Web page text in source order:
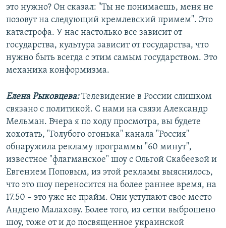
это нужно? Он сказал: "Ты не понимаешь, меня не
позовут на следующий кремлевский примем". Это
катастрофа. У нас настолько все зависит от
государства, культура зависит от государства, что
нужно быть всегда с этим самым государством. Это
механика конформизма.
Елена Рыковцева:Телевидение в России слишком
связано с политикой. С нами на связи Александр
Мельман. Вчера я по ходу просмотра, вы будете
хохотать, "Голубого огонька" канала "Россия"
обнаружила рекламу программы "60 минут",
известное "флагманское" шоу с Ольгой Скабеевой и
Евгением Поповым, из этой рекламы выяснилось,
что это шоу переносится на более раннее время, на
17.50 – это уже не прайм. Они уступают свое место
Андрею Малахову. Более того, из сетки выброшено
шоу, тоже от и до посвященное украинской